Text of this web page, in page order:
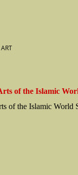
of the Islamic